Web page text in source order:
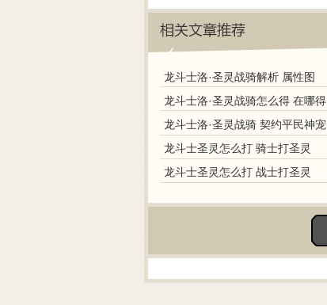
龙斗士洛·圣灵战骑解析 属性图
龙斗士洛·圣灵战骑怎么得 在哪得
龙斗士洛·圣灵战骑 契约平民神宠
龙斗士圣灵怎么打 骑士打圣灵
龙斗士圣灵怎么打 战士打圣灵